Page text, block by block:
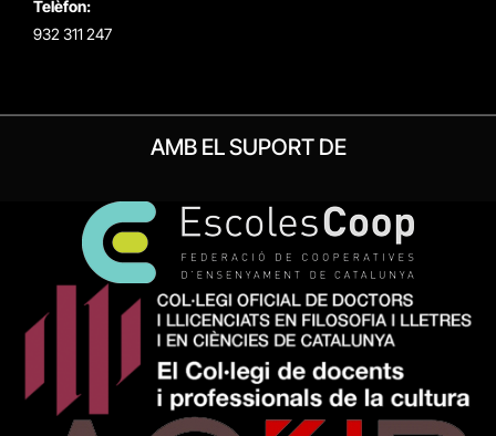
Telèfon:
932 311 247
AMB EL SUPORT DE